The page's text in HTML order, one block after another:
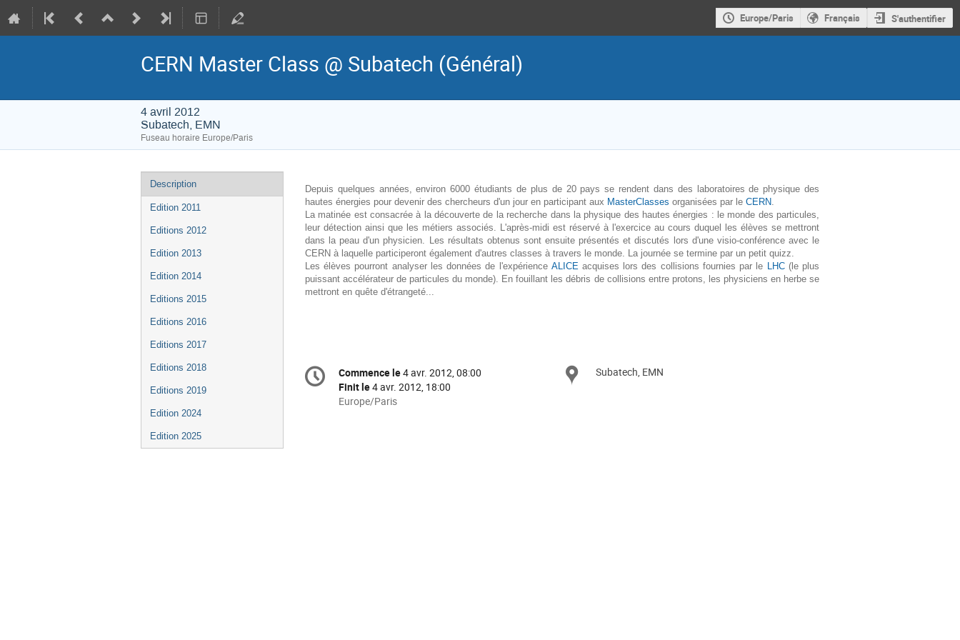
Europe/Paris Français S'authentifier
CERN Master Class @ Subatech (Général)
4 avril 2012
Subatech, EMN
Fuseau horaire Europe/Paris
Menu
de
Description
Edition 2011
Editions 2012
Edition 2013
Edition 2014
Editions 2015
Editions 2016
Editions 2017
Editions 2018
Editions 2019
Edition 2024
Edition 2025
Depuis quelques années, environ 6000 étudiants de plus de 20 pays se rendent dans des laboratoires de physique des
hautes énergies pour devenir des chercheurs d'un jour en participant aux MasterClasses organisées par le CERN
La matinée est consacrée à la découverte de la recherche dans la physique des hautes énergies : le monde des particules,
leur détection ainsi que les métiers associés. L'après-midi est réservé à l'exercice au cours duquel les élèves se mettront
dans la peau d'un physicien. Les résultats obtenus sont ensuite présentés et discutés lors d'une visio-conférence avec le
CERN à laquelle participeront également d'autres classes à travers le monde. La journée se termine par un petit quizz.
Les élèves pourront analyser les données de l'expérience ALICE acquises lors des collisions fournies par le LHC(le plus
puissant accélérateur de particules du monde). En fouillant les débris de collisions entre protons, les physiciens en herbe se
mettront en quête d'étrangeté...
Information
de
Date/Heure
Commence le4 avr. 2012, 08:00
Finit le4 avr. 2012, 18:00
Toutes
Europe/Paris
Site
Subatech, EMN